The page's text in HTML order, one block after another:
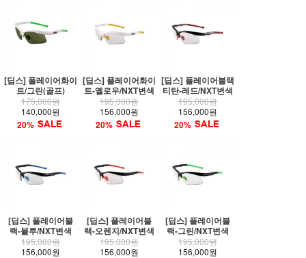
[딥스] 플레이어화이
트/그린(골프)
175,000원
140,000원
20%
[딥스] 플레이어화이
트-옐로우/NXT변색
195,000원
156,000원
20%
[딥스] 플레이어블랙
티탄-레드/NXT변색
195,000원
156,000원
20%
[딥스] 플레이어블
랙-블루/NXT변색
195,000원
156,000원
[딥스] 플레이어블
랙-오렌지/NXT변색
195,000원
156,000원
[딥스] 플레이어블
랙-그린/NXT변색
195,000원
156,000원